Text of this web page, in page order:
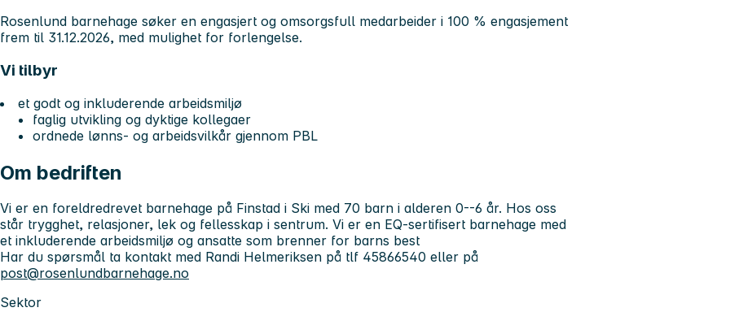
Rosenlund barnehage søker en engasjert og omsorgsfull medarbeider i 100 % engasjement
frem til 31.12.2026, med mulighet for forlengelse.
Vi tilbyr
et godt og inkluderende arbeidsmiljø
faglig utvikling og dyktige kollegaer
ordnede lønns- og arbeidsvilkår gjennom PBL
Om bedriften
Vi er en foreldredrevet barnehage på Finstad i Ski med 70 barn i alderen 0--6 år. Hos oss
står trygghet, relasjoner, lek og fellesskap i sentrum. Vi er en EQ-sertifisert barnehage med
et inkluderende arbeidsmiljø og ansatte som brenner for barns best
Har du spørsmål ta kontakt med Randi Helmeriksen på tlf 45866540 eller på
post@rosenlundbarnehage.no
Sektor